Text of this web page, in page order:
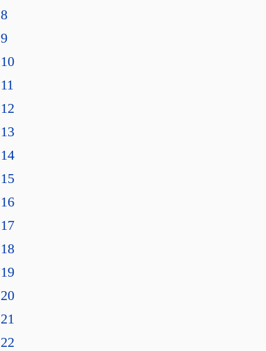
8
9
10
11
12
13
14
15
16
17
18
19
20
21
22